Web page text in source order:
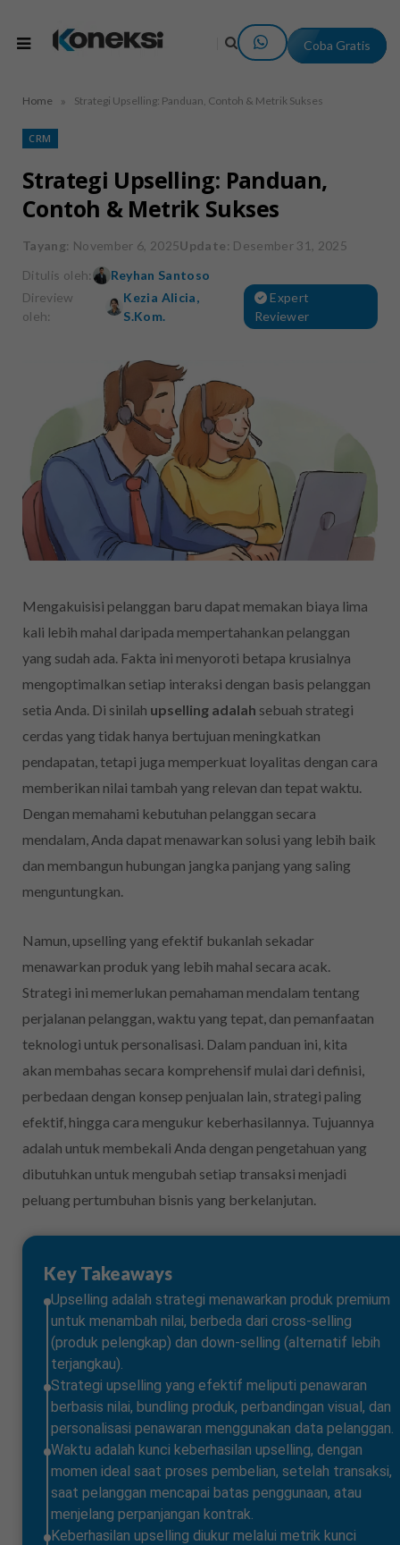
Coba Gratis
Home » Strategi Upselling: Panduan, Contoh & Metrik Sukses
CRM
Strategi Upselling: Panduan,
Contoh & Metrik Sukses
Tayang: November 6, 2025Update: Desember 31, 2025
Ditulis oleh:
Reyhan Santoso
Direview
oleh:
Kezia Alicia,
S.Kom.
Expert
Reviewer
Mengakuisisi pelanggan baru dapat memakan biaya lima
kali lebih mahal daripada mempertahankan pelanggan
yang sudah ada. Fakta ini menyoroti betapa krusialnya
mengoptimalkan setiap interaksi dengan basis pelanggan
setia Anda. Di sinilah upselling adalah sebuah strategi
cerdas yang tidak hanya bertujuan meningkatkan
pendapatan, tetapi juga memperkuat loyalitas dengan cara
memberikan nilai tambah yang relevan dan tepat waktu.
Dengan memahami kebutuhan pelanggan secara
mendalam, Anda dapat menawarkan solusi yang lebih baik
dan membangun hubungan jangka panjang yang saling
menguntungkan.
Namun, upselling yang efektif bukanlah sekadar
menawarkan produk yang lebih mahal secara acak.
Strategi ini memerlukan pemahaman mendalam tentang
perjalanan pelanggan, waktu yang tepat, dan pemanfaatan
teknologi untuk personalisasi. Dalam panduan ini, kita
akan membahas secara komprehensif mulai dari definisi,
perbedaan dengan konsep penjualan lain, strategi paling
efektif, hingga cara mengukur keberhasilannya. Tujuannya
adalah untuk membekali Anda dengan pengetahuan yang
dibutuhkan untuk mengubah setiap transaksi menjadi
peluang pertumbuhan bisnis yang berkelanjutan.
Key Takeaways
Upselling adalah strategi menawarkan produk premium
untuk menambah nilai, berbeda dari cross-selling
(produk pelengkap) dan down-selling (alternatif lebih
terjangkau).
Strategi upselling yang efektif meliputi penawaran
berbasis nilai, bundling produk, perbandingan visual, dan
personalisasi penawaran menggunakan data pelanggan.
Waktu adalah kunci keberhasilan upselling, dengan
momen ideal saat proses pembelian, setelah transaksi,
saat pelanggan mencapai batas penggunaan, atau
menjelang perpanjangan kontrak.
Keberhasilan upselling diukur melalui metrik kunci